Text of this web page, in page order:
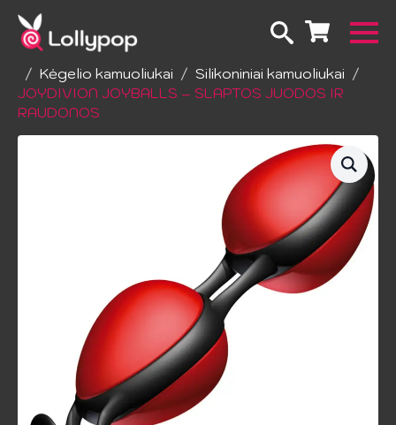
Pradžia Erotiniai žailsai
Kėgelio kamuoliukai
Silikoniniai kamuoliukai
JOYDIVION JOYBALLS – SLAPTOS JUODOS IR
RAUDONOS